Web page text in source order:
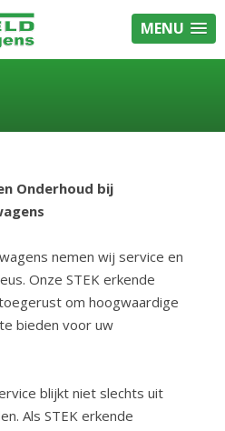
MENU
Onderhoud bij
nemen wij service en
Onze STEK erkende
om hoogwaardige
bieden voor uw
blijkt niet slechts uit
Als STEK erkende